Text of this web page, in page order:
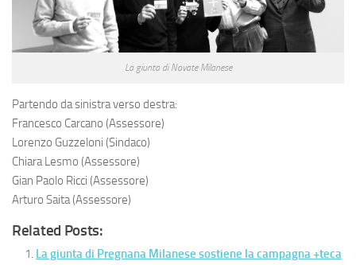
La giunta di Novate Milanese
Partendo da sinistra verso destra:
Francesco Carcano (Assessore)
Lorenzo Guzzeloni (Sindaco)
Chiara Lesmo (Assessore)
Gian Paolo Ricci (Assessore)
Arturo Saita (Assessore)
Related Posts:
La giunta di Pregnana Milanese sostiene la campagna +teca